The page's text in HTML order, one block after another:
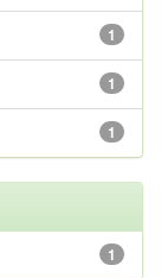
1
1
1
1